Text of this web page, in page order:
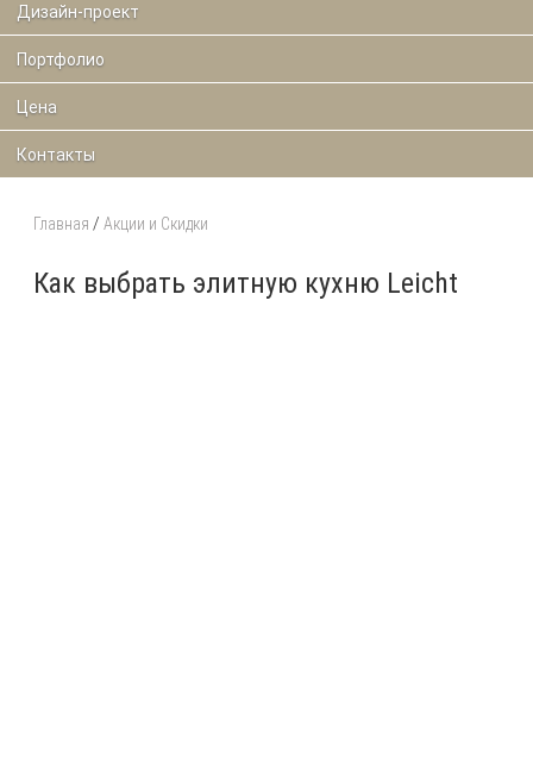
Дизайн-проект
Портфолио
Цена
Контакты
Главная / Акции и Скидки
Как выбрать элитную кухню Leicht